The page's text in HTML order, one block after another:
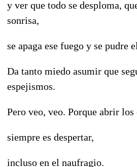
y ver que todo se desploma,
sonrisa,
se apaga ese fuego y se pudre
Da tanto miedo asumir que
espejismos.
Pero veo, veo. Porque abrir los
siempre es despertar,
incluso en el naufragio.